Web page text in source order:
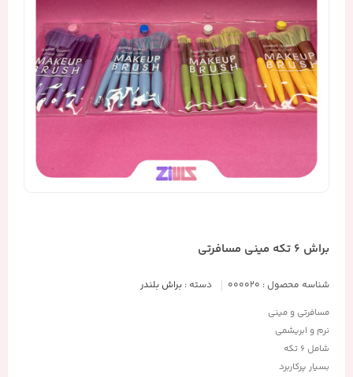
براش 6 تکه مینی مسافرتی
شناسه محصول : 000020 دسته : براش بلندر
مسافرتی و مینی
نرم و ابریشمی
شامل 6 تکه
بسیار پرکاربرد